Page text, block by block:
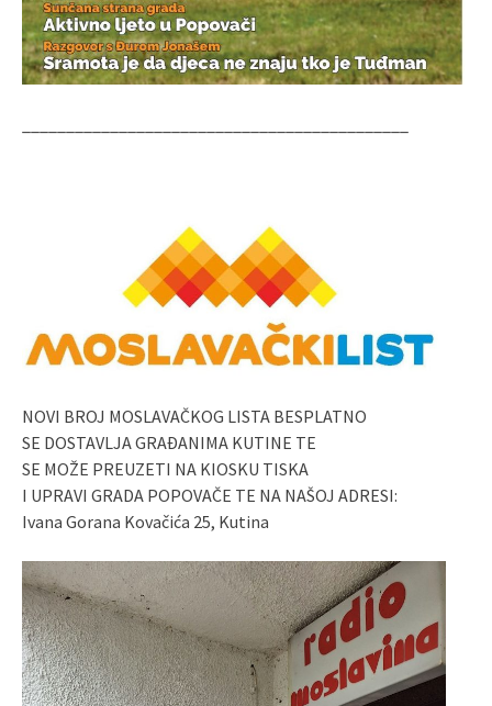
NOVI BROJ MOSLAVAČKOG LISTA BESPLATNO
SE DOSTAVLJA GRAĐANIMA KUTINE TE
SE MOŽE PREUZETI NA KIOSKU TISKA
I UPRAVI GRADA POPOVAČE TE NA NAŠOJ ADRESI:
Ivana Gorana Kovačića 25, Kutina